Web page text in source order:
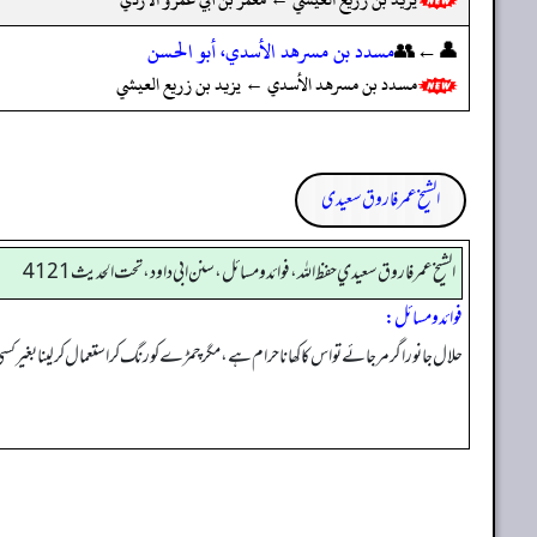
👤←👥مسدد بن مسرهد الأسدي، أبو الحسن
مسدد بن مسرهد الأسدي ← يزيد بن زريع العيشي
الشیخ عمر فاروق سعیدی
الشيخ عمر فاروق سعيدي حفظ الله، فوائد و مسائل، سنن ابي داود ، تحت الحديث 4121
فوائد ومسائل:
حلال جانور اگر مر جائے تو اس کا کھانا حرام ہے، مگر چمڑے کو رنگ کر استعمال کر لینا